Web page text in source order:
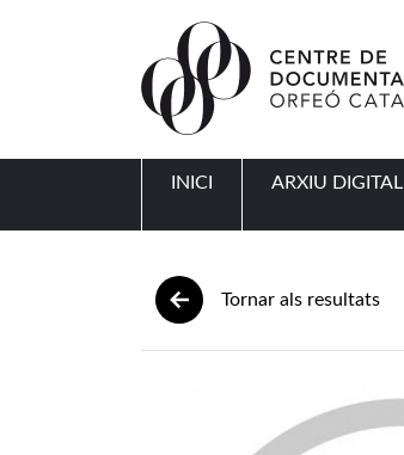
INICI ARXIU DIGITAL
Tornar als resultats